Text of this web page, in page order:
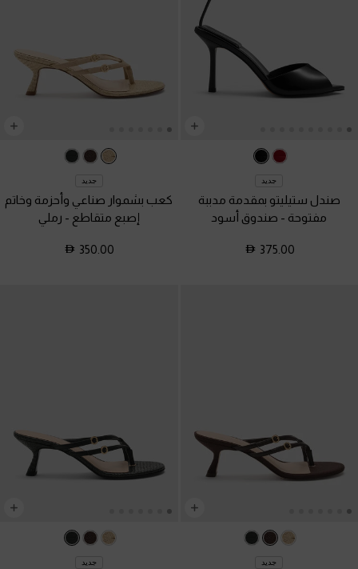
جديد
صندل ستيليتو بمقدمة مدببة
مفتوحة - صندوق أسود
375.00
جديد
كعب بشموار صناعي وأحزمة وخاتم
إصبع متقاطع - رملي
350.00
جديد جديد